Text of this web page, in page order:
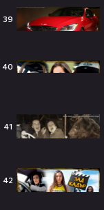
39
40
41
42